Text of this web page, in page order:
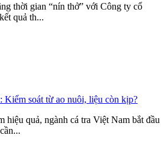
thời gian “nín thở” với Công ty cổ
quả th...
Kiểm soát từ ao nuôi, liệu còn kịp?
hiệu quả, ngành cá tra Việt Nam bắt đầu